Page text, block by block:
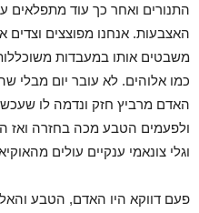
התנורים ואחר כך עוד מתפלאים
האצבעות. אנחנו מפוצצים וצדים
משבטים אותו במעבדות
כמו אלוהים. לא עובר יום מבלי
האדם מרביץ חזק ונדמה לו
ולפעמים הטבע מכה בחזרה ואז
וגלי צונאמי ענקיים עולים
פעם דווקא היו האדם, הטבע